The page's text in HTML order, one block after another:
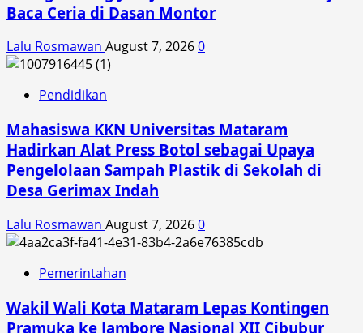
Baca Ceria di Dasan Montor
Lalu Rosmawan August 7, 20260
Pendidikan
Mahasiswa KKN Universitas Mataram
Hadirkan Alat Press Botol sebagai Upaya
Pengelolaan Sampah Plastik di Sekolah di
Desa Gerimax Indah
Lalu Rosmawan August 7, 20260
Pemerintahan
Wakil Wali Kota Mataram Lepas Kontingen
Pramuka ke Jambore Nasional XII Cibubur